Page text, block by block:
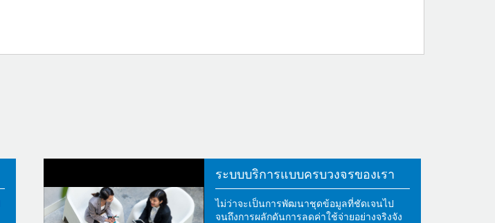
ระบบบริการแบบครบวงจรของเรา
ไม่ว่าจะเป็นการพัฒนาชุดข้อมูลที่ชัดเจนไป
จนถึงการผลักดันการลดค่าใช้จ่ายอย่างจริงจัง